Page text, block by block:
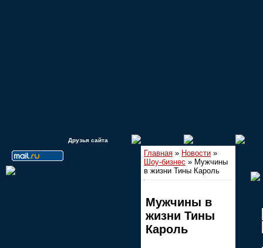
Друзья сайта
Главная » Новости »
Шоу-бизнес » Мужчины
в жизни Тины Кароль
Мужчины в
жизни Тины
Кароль